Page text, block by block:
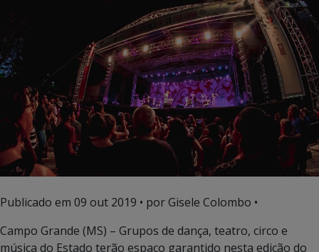
Publicado em 09 out 2019 • por Gisele Colombo •
Campo Grande (MS) – Grupos de dança, teatro, circo e
música do Estado terão espaço garantido nesta edição do